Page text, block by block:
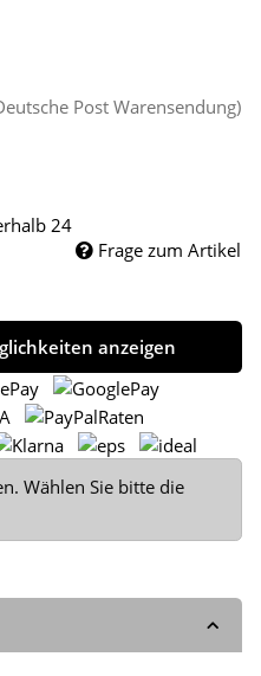
Post Warensendung)
24
Frage zum Artikel
anzeigen
Wählen Sie bitte die